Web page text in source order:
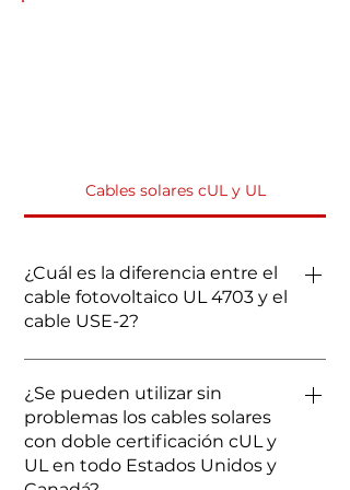
Cables solares cUL y UL
¿Cuál es la diferencia entre el
cable fotovoltaico UL 4703 y el
cable USE-2?
cuenta con un aislamiento más
grueso, mayor resistencia a los
rayos UV y está clasificado para 90
°C en condiciones húmedas, lo
¿Se pueden utilizar sin
problemas los cables solares
con doble certificación cUL y
UL en todo Estados Unidos y